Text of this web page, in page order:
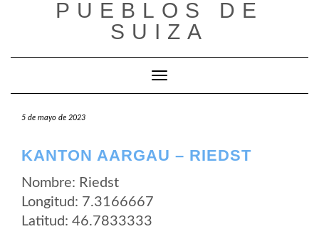
PUEBLOS DE
SUIZA
Cambiar modo de navegación
5 de mayo de 2023
KANTON AARGAU – RIEDST
Nombre: Riedst
Longitud: 7.3166667
Latitud: 46.7833333